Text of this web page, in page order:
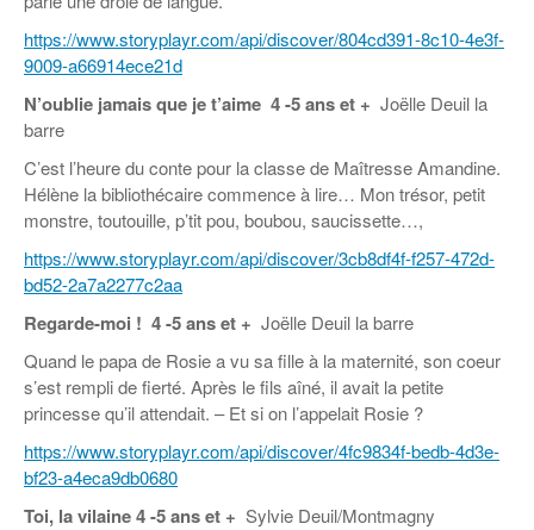
https://www.storyplayr.com/api/discover/804cd391-8c10-4e3f-
9009-a66914ece21d
N’oublie jamais que je t’aime 4 -5 ans et + Joëlle Deuil la
barre
C’est l’heure du conte pour la classe de Maîtresse Amandine.
Hélène la bibliothécaire commence à lire… Mon trésor, petit
monstre, toutouille, p’tit pou, boubou, saucissette…,
https://www.storyplayr.com/api/discover/3cb8df4f-f257-472d-
bd52-2a7a2277c2aa
Regarde-moi ! 4 -5 ans et + Joëlle Deuil la barre
Quand le papa de Rosie a vu sa fille à la maternité, son coeur
s’est rempli de fierté. Après le fils aîné, il avait la petite
princesse qu’il attendait. – Et si on l’appelait Rosie ?
https://www.storyplayr.com/api/discover/4fc9834f-bedb-4d3e-
bf23-a4eca9db0680
Toi, la vilaine4 -5 ans et + Sylvie Deuil/Montmagny